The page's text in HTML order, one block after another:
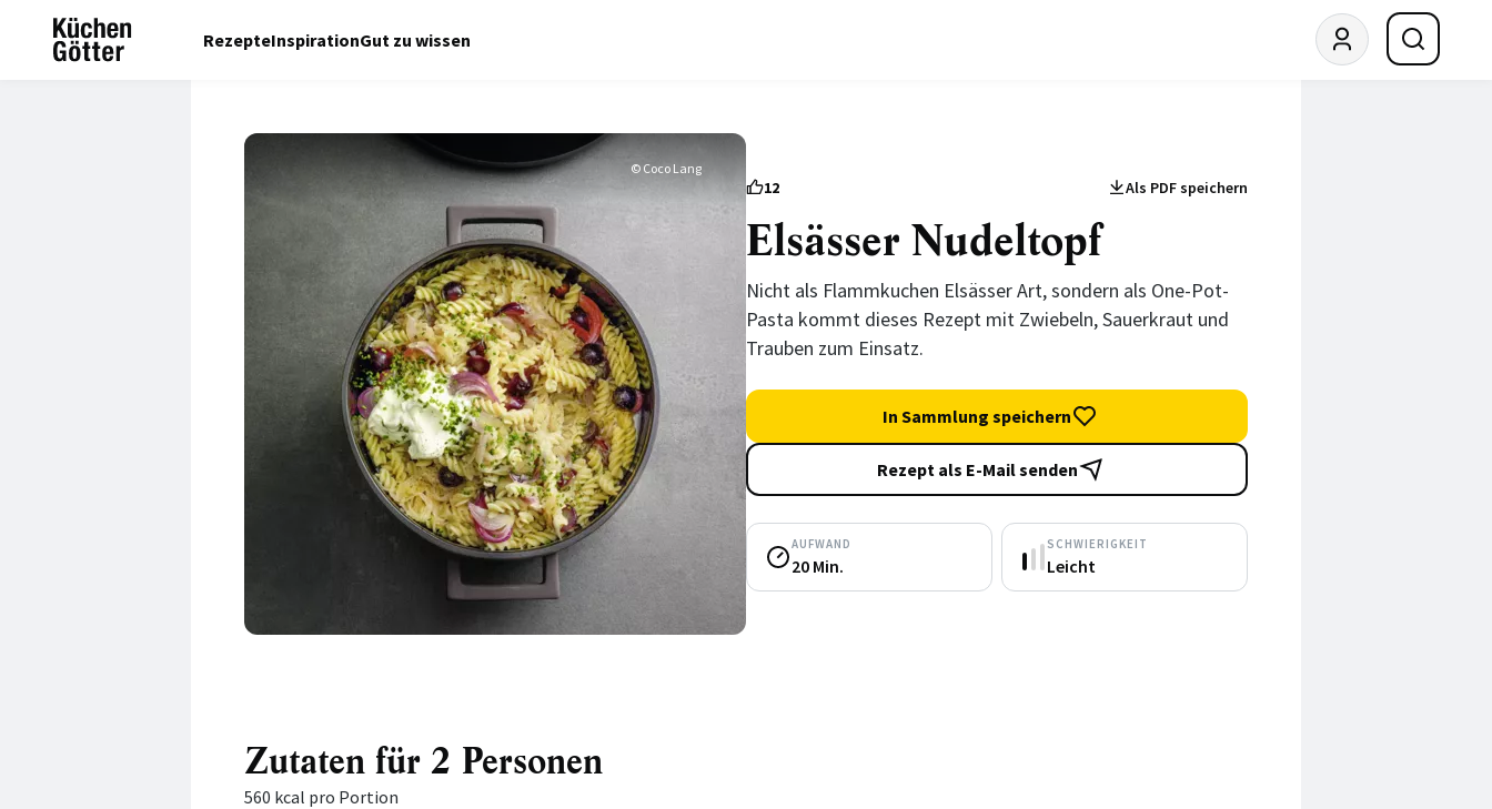
RezepteInspirationGut zu wissen
© Coco Lang
12 Als PDF speichern
Elsässer Nudeltopf
Nicht als Flammkuchen Elsässer Art, sondern als One-Pot-
Pasta kommt dieses Rezept mit Zwiebeln, Sauerkraut und
Trauben zum Einsatz.
In Sammlung speichern
Rezept als E-Mail senden
AUFWAND
20 Min.
SCHWIERIGKEIT
Leicht
Zutaten für 2 Personen
560 kcal pro Portion